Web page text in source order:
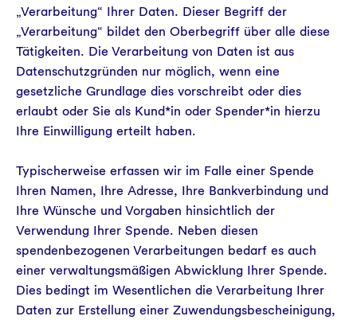
„Verarbeitung“ Ihrer Daten. Dieser Begriff der
„Verarbeitung“ bildet den Oberbegriff über alle diese
Tätigkeiten. Die Verarbeitung von Daten ist aus
Datenschutzgründen nur möglich, wenn eine
gesetzliche Grundlage dies vorschreibt oder dies
erlaubt oder Sie als Kund*in oder Spender*in hierzu
Ihre Einwilligung erteilt haben.
Typischerweise erfassen wir im Falle einer Spende
Ihren Namen, Ihre Adresse, Ihre Bankverbindung und
Ihre Wünsche und Vorgaben hinsichtlich der
Verwendung Ihrer Spende. Neben diesen
spendenbezogenen Verarbeitungen bedarf es auch
einer verwaltungsmäßigen Abwicklung Ihrer Spende.
Dies bedingt im Wesentlichen die Verarbeitung Ihrer
Daten zur Erstellung einer Zuwendungsbescheinigung,